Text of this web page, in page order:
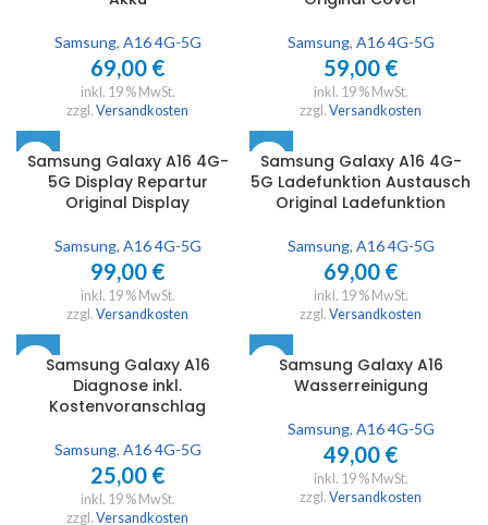
Samsung, A16 4G-5G
69,00 €
inkl. 19 % MwSt.
zzgl. Versandkosten
Samsung, A16 4G-5G
59,00 €
inkl. 19 % MwSt.
zzgl. Versandkosten
Samsung Galaxy A16 4G-
5G Display Repartur
Original Display
Samsung, A16 4G-5G
99,00 €
inkl. 19 % MwSt.
zzgl. Versandkosten
Samsung Galaxy A16 4G-
5G Ladefunktion Austausch
Original Ladefunktion
Samsung, A16 4G-5G
69,00 €
inkl. 19 % MwSt.
zzgl. Versandkosten
Samsung Galaxy A16
Diagnose inkl.
Kostenvoranschlag
Samsung, A16 4G-5G
25,00 €
inkl. 19 % MwSt.
zzgl. Versandkosten
Samsung Galaxy A16
Wasserreinigung
Samsung, A16 4G-5G
49,00 €
inkl. 19 % MwSt.
zzgl. Versandkosten